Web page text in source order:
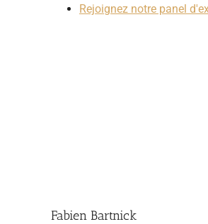
Rejoignez notre panel
Fabien Bartnick